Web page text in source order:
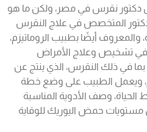
دكتور نقرس في مصر، ولكن ما هو
المتخصص في علاج النقرس
والمعروف أيضًا بطبيب الروماتيزم،
في تشخيص وعلاج الأمراض
في ذلك النقرس، الذي ينتج عن
ويعمل الطبيب على وضع خطة
وصف الأدوية المناسبة
مستويات حمض اليوريك للوقاية